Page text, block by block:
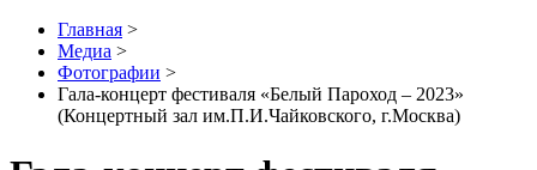
Главная >
Медиа >
Фотографии >
Гала-концерт фестиваля «Белый Пароход – 2023»
(Концертный зал им.П.И.Чайковского, г.Москва)